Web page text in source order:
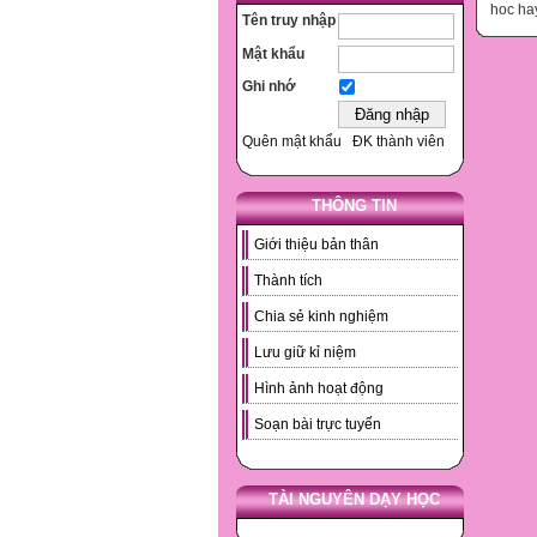
Tên truy nhập
Mật khẩu
Ghi nhớ
Quên mật khẩu ĐK thành viên
THÔNG TIN
Giới thiệu bản thân
Thành tích
Chia sẻ kinh nghiệm
Lưu giữ kỉ niệm
Hình ảnh hoạt động
Soạn bài trực tuyến
TÀI NGUYÊN DẠY HỌC
hoc